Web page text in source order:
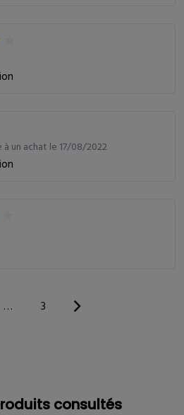
un achat le 17/08/2022
… 3
consultés